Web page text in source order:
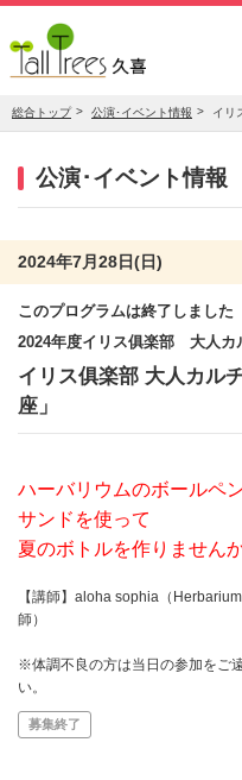
総合トップ 公演･イベント情報 イリ
公演･イベント情報
2024年7月28日(日)
このプログラムは終了しました
2024年度イリス俱楽部 大人カ
イリス俱楽部 大人カル
座」
ハーバリウムのボールペ
サンドを使って
夏のボトルを作りませんか
【講師】aloha sophia（
師）
※体調不良の方は当日の参加をご
い。
募集終了
久喜総合文化会館
栗橋文化会館